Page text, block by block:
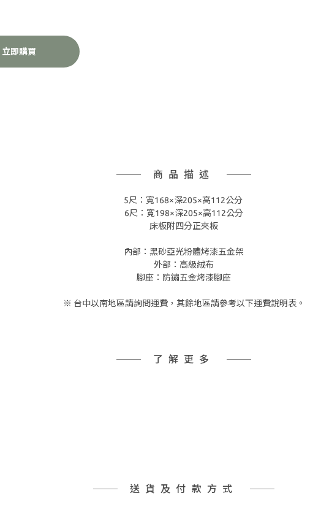
立即購買
商品描述
5尺：寬168×深205×高112公分
6尺：寬198×深205×高112公分
床板附四分正夾板
內部：黑砂亞光粉體烤漆五金架
外部：高級絨布
腳座：防鏽五金烤漆腳座
※ 台中以南地區請詢問運費，其餘地區請參考以下運費說明表。
了解更多
送貨及付款方式